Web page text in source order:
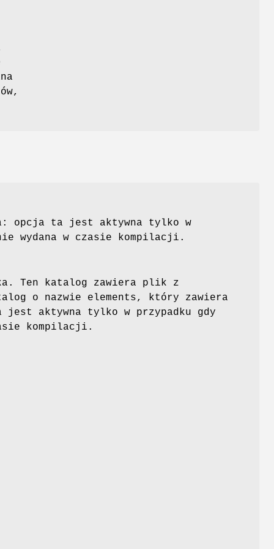
opcja ta jest aktywna tylko w
wydana w czasie kompilacji.
Ten katalog zawiera plik z
o nazwie elements, który zawiera
jest aktywna tylko w przypadku gdy
kompilacji.